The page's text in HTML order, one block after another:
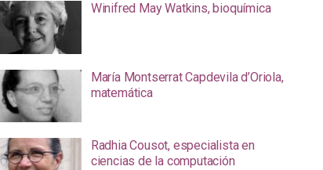
Winifred May Watkins, bioquímica
María Montserrat Capdevila d’Oriola,
matemática
Radhia Cousot, especialista en
ciencias de la computación